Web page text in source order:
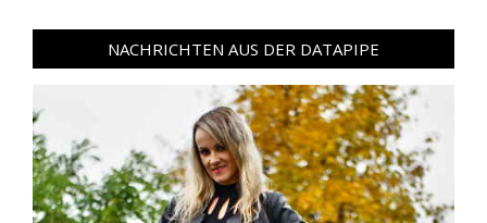
NACHRICHTEN AUS DER DATAPIPE